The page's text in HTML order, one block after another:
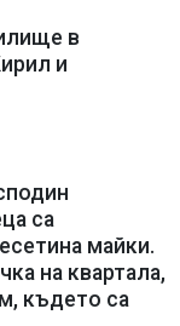
в
и
са
майки.
на квартала,
където са